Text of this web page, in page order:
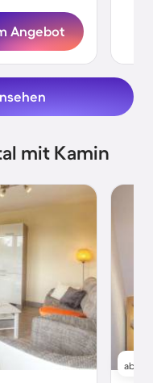
Angebot
mit Kamin
ab